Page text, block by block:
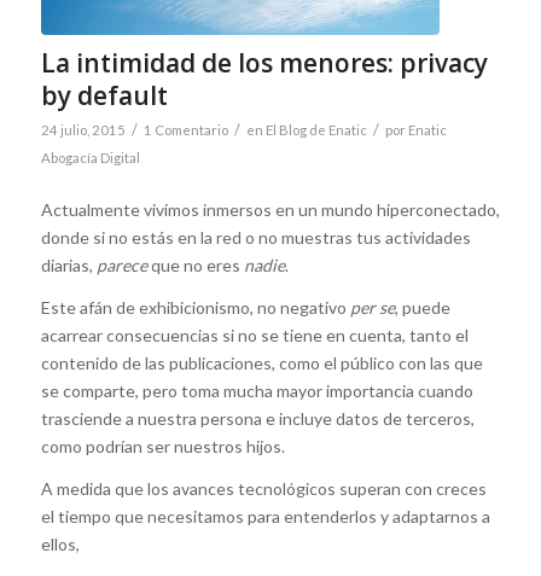
La intimidad de los menores: privacy
by default
24 julio, 2015 / 1 Comentario / en El Blog de Enatic / por Enatic
Abogacía Digital
Actualmente vivimos inmersos en un mundo hiperconectado,
donde si no estás en la red o no muestras tus actividades
diarias, pareceque no eres nadie.
Este afán de exhibicionismo, no negativo per se, puede
acarrear consecuencias si no se tiene en cuenta, tanto el
contenido de las publicaciones, como el público con las que
se comparte, pero toma mucha mayor importancia cuando
trasciende a nuestra persona e incluye datos de terceros,
como podrían ser nuestros hijos.
A medida que los avances tecnológicos superan con creces
el tiempo que necesitamos para entenderlos y adaptarnos a
ellos,